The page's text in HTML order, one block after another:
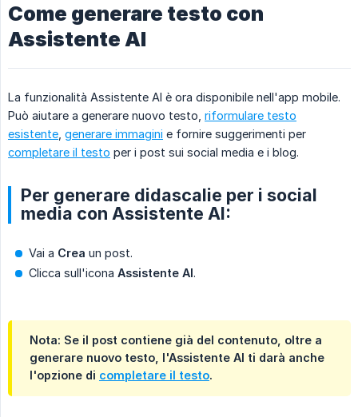
Come generare testo con
Assistente AI
La funzionalità Assistente AI è ora disponibile nell'app mobile.
Può aiutare a generare nuovo testo, riformulare testo
esistente generare immagini e fornire suggerimenti per
completare il testo per i post sui social media e i blog.
Per generare didascalie per i social
media con Assistente AI:
Vai a Crea un post.
Clicca sull'icona Assistente AI.
Nota: Se il post contiene già del contenuto, oltre a
generare nuovo testo, l'Assistente AI ti darà anche
l'opzione di completare il testo.